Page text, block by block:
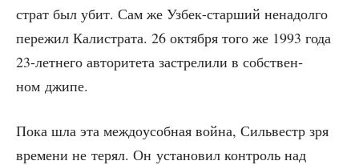
страт был убит. Сам же Узбек-стар­ший нена­дол­го
пере­жил Кали­стра­та. 26 октяб­ря того же 1993 года
23-лет­не­го авто­ри­те­та застре­ли­ли в соб­ствен­
ном джипе.
Пока шла эта меж­до­усоб­ная вой­на, Силь­вестр зря
вре­ме­ни не терял. Он уста­но­вил кон­троль над